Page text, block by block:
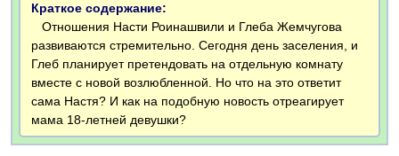
Краткое содержание:
Отношения Насти Роинашвили и Глеба Жемчугова
развиваются стремительно. Сегодня день заселения, и
Глеб планирует претендовать на отдельную комнату
вместе с новой возлюбленной. Но что на это ответит
сама Настя? И как на подобную новость отреагирует
мама 18-летней девушки?